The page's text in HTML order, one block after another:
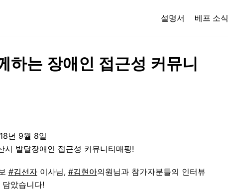
설명서 베프 소식
하는 장애인 접근성 커뮤니
년 9월 8일
시 발달장애인 접근성 커뮤니티매핑!
#김선자이사님, #김현아의원님과 참가자분들의 인터뷰
담았습니다!